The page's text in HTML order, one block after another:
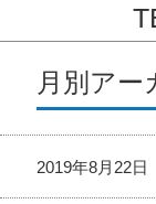
コンテンツに移動
月別アー
2019年8月22